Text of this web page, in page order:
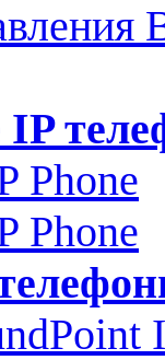
IP
Phone
Phone